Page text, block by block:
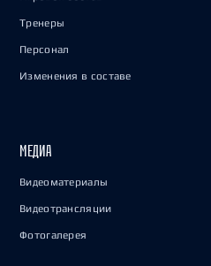
Тренеры
Персонал
Изменения в составе
МЕДИА
Видеоматериалы
Видеотрансляции
Фотогалерея